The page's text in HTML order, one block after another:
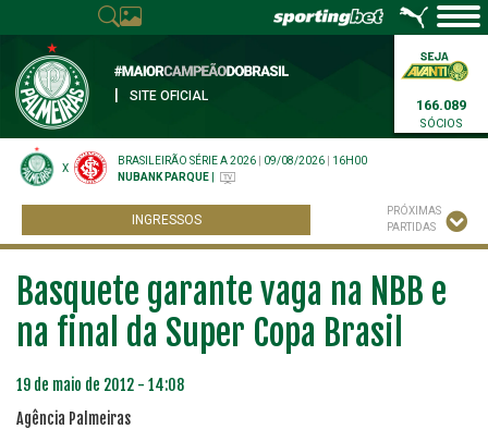
SITE OFICIAL
166.089
SÓCIOS
X
BRASILEIRÃO SÉRIE A 2026 09/08/2026
16H00
NUBANK PARQUE
INGRESSOS
PRÓXIMAS
PARTIDAS
Basquete garante vaga na NBB e
na final da Super Copa Brasil
19 de maio de 2012 - 14:08
Agência Palmeiras